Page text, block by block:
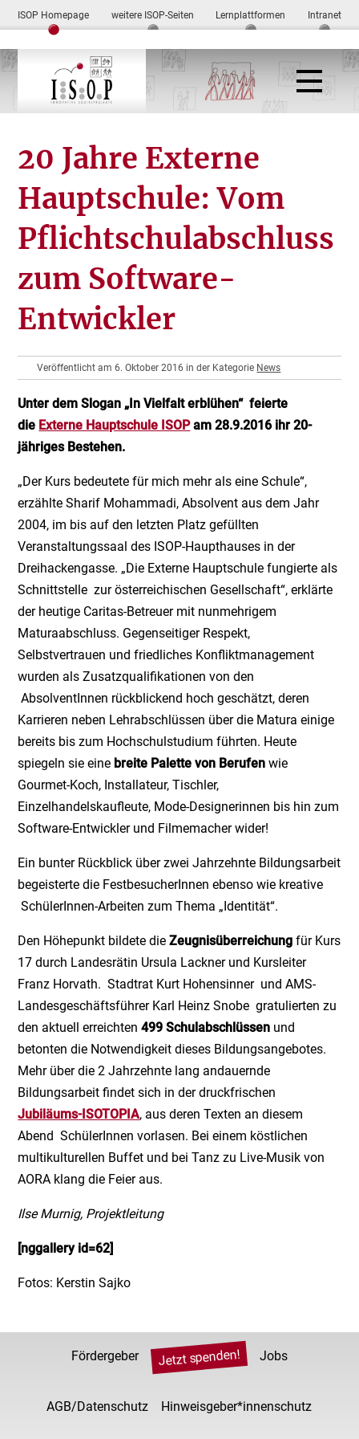
ISOP Homepage weitere ISOP-Seiten Lernplattformen Intranet
20 Jahre Externe
Hauptschule: Vom
Pflichtschulabschluss
zum Software-
Entwickler
Veröffentlicht am 6. Oktober 2016 in der Kategorie News
Unter dem Slogan „In Vielfalt erblühen“ feierte
die Externe Hauptschule ISOPam 28.9.2016 ihr 20-
jähriges Bestehen.
„Der Kurs bedeutete für mich mehr als eine Schule“,
erzählte Sharif Mohammadi, Absolvent aus dem Jahr
2004, im bis auf den letzten Platz gefüllten
Veranstaltungssaal des ISOP-Haupthauses in der
Dreihackengasse. „Die Externe Hauptschule fungierte als
Schnittstelle zur österreichischen Gesellschaft“, erklärte
der heutige Caritas-Betreuer mit nunmehrigem
Maturaabschluss. Gegenseitiger Respekt,
Selbstvertrauen und friedliches Konfliktmanagement
wurden als Zusatzqualifikationen von den
AbsolventInnen rückblickend hoch geschätzt, deren
Karrieren neben Lehrabschlüssen über die Matura einige
bereits bis zum Hochschulstudium führten. Heute
spiegeln sie eine breite Palette von Berufen wie
Gourmet-Koch, Installateur, Tischler,
Einzelhandelskaufleute, Mode-Designerinnen bis hin zum
Software-Entwickler und Filmemacher wider!
Ein bunter Rückblick über zwei Jahrzehnte Bildungsarbeit
begeisterte die FestbesucherInnen ebenso wie kreative
SchülerInnen-Arbeiten zum Thema „Identität“.
Den Höhepunkt bildete dieZeugnisüberreichung für Kurs
17 durch Landesrätin Ursula Lackner und Kursleiter
Franz Horvath. Stadtrat Kurt Hohensinner und AMS-
Landesgeschäftsführer Karl Heinz Snobe gratulierten zu
den aktuell erreichten499 Schulabschlüssen und
betonten die Notwendigkeit dieses Bildungsangebotes.
Mehr über die 2 Jahrzehnte lang andauernde
Bildungsarbeit findet sich in der druckfrischen
Jubiläums-ISOTOPIA, aus deren Texten an diesem
Abend SchülerInnen vorlasen. Bei einem köstlichen
multikulturellen Buffet und bei Tanz zu Live-Musik von
AORA klang die Feier aus.
Ilse Murnig, Projektleitung
[nggallery id=62]
Fotos: Kerstin Sajko
Fördergeber Jetzt spenden! Jobs
AGB/Datenschutz Hinweisgeber*innenschutz